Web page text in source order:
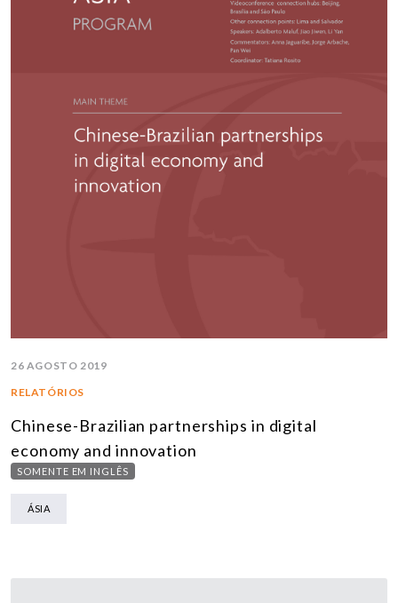
26 AGOSTO 2019
RELATÓRIOS
Chinese-Brazilian partnerships in digital
economy and innovation
SOMENTE EM INGLÊS
ÁSIA